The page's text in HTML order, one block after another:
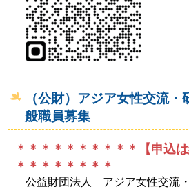
（公財）アジア女性交流
般職員募集
＊＊＊＊＊＊＊＊＊＊【申込
＊＊＊＊＊＊＊＊
公益財団法人 アジア女性交流